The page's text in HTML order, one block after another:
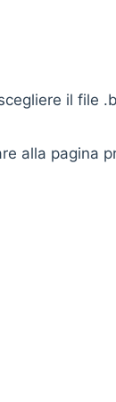
il file
e